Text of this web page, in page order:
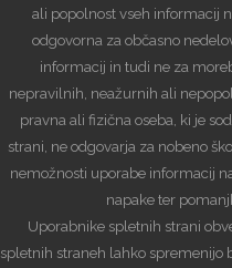
ali popolnost vseh informacij
odgovorna za občasno
informacij in tudi ne za
nepravilnih, neažurnih ali
pravna ali fizična oseba, ki je
strani, ne odgovarja za nobeno
nemožnosti uporabe informacij
napake ter
Uporabnike spletnih strani
spletnih straneh lahko spremenijo